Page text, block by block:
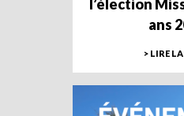
l’élection
ans
> LIRE